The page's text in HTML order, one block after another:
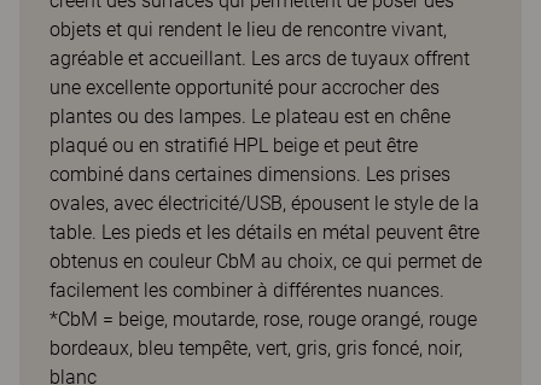
objets et qui rendent le lieu de rencontre vivant,
agréable et accueillant. Les arcs de tuyaux offrent
une excellente opportunité pour accrocher des
plantes ou des lampes. Le plateau est en chêne
plaqué ou en stratifié HPL beige et peut être
combiné dans certaines dimensions. Les prises
ovales, avec électricité/USB, épousent le style de la
table. Les pieds et les détails en métal peuvent être
obtenus en couleur CbM au choix, ce qui permet de
facilement les combiner à différentes nuances.
*CbM = beige, moutarde, rose, rouge orangé, rouge
bordeaux, bleu tempête, vert, gris, gris foncé, noir,
blanc